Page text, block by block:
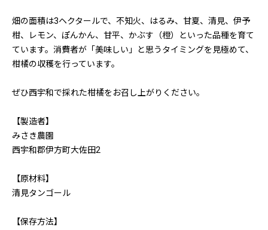
畑の面積は3ヘクタールで、不知火、はるみ、甘夏、清見、伊予
柑、レモン、ぽんかん、甘平、かぶす（橙）といった品種を育て
ています。消費者が「美味しい」と思うタイミングを見極めて、
柑橘の収穫を行っています。
ぜひ西宇和で採れた柑橘をお召し上がりください。
【製造者】
みさき農園
西宇和郡伊方町大佐田2
【原材料】
清見タンゴール
【保存方法】